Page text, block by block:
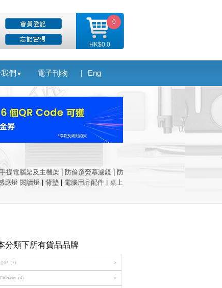
HK$0.0
0
們 ▼ 電子刊物 Eng
手提電腦架及主機架 防偷窺熒幕濾鏡
防
應燈 閱讀燈 背墊 電腦用品配件
桌上
分類下所有貨品品牌
全部 （7） >
Fellowes （4） >